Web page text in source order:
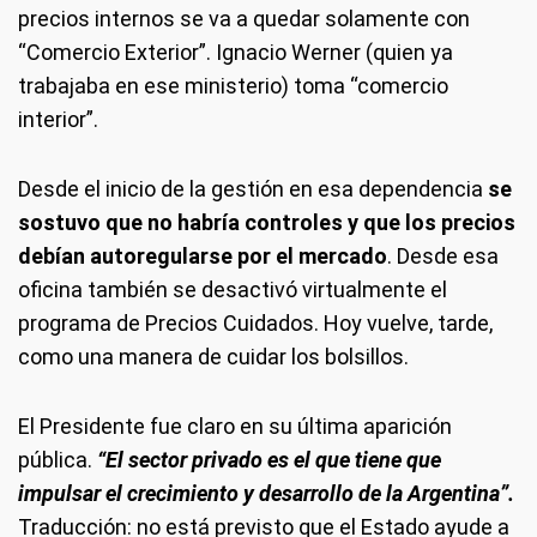
precios internos se va a quedar solamente con
“Comercio Exterior”. Ignacio Werner (quien ya
trabajaba en ese ministerio) toma “comercio
interior”.
Desde el inicio de la gestión en esa dependencia se
sostuvo que no habría controles y que los precios
debían autoregularse por el mercado. Desde esa
oficina también se desactivó virtualmente el
programa de Precios Cuidados. Hoy vuelve, tarde,
como una manera de cuidar los bolsillos.
El Presidente fue claro en su última aparición
pública. “El sector privado es el que tiene que
impulsar el crecimiento y desarrollo de la Argentina”.
Traducción: no está previsto que el Estado ayude a